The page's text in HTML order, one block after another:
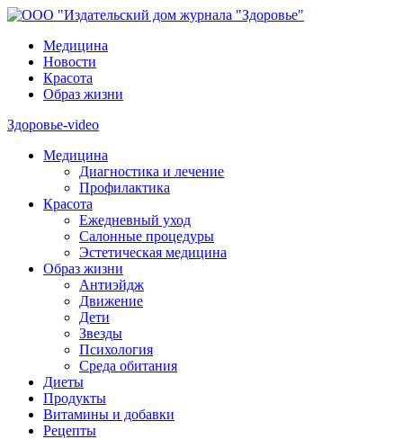
Медицина
Новости
Красота
Образ жизни
Здоровье-video
Медицина
Диагностика и лечение
Профилактика
Красота
Ежедневный уход
Салонные процедуры
Эстетическая медицина
Образ жизни
Антиэйдж
Движение
Дети
Звезды
Психология
Среда обитания
Диеты
Продукты
Витамины и добавки
Рецепты